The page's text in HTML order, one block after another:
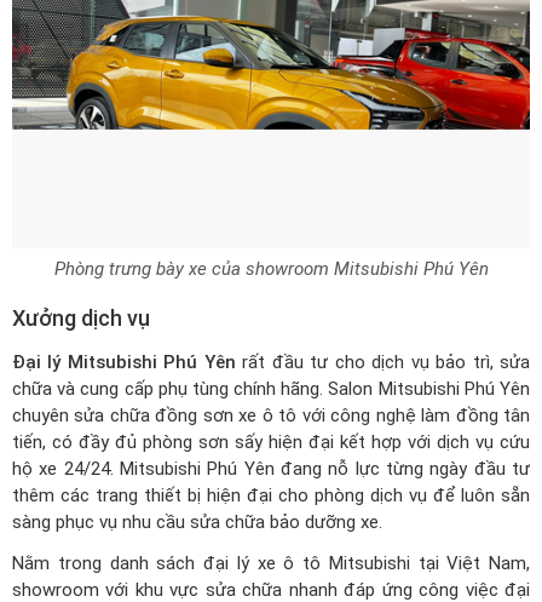
Phòng trưng bày xe của showroom Mitsubishi Phú Yên
Xưởng dịch vụ
Đại lý Mitsubishi Phú Yên rất đầu tư cho dịch vụ bảo trì, sửa
chữa và cung cấp phụ tùng chính hãng. Salon Mitsubishi Phú Yên
chuyên sửa chữa đồng sơn xe ô tô với công nghệ làm đồng tân
tiến, có đầy đủ phòng sơn sấy hiện đại kết hợp với dịch vụ cứu
hộ xe 24/24. Mitsubishi Phú Yên đang nỗ lực từng ngày đầu tư
thêm các trang thiết bị hiện đại cho phòng dịch vụ để luôn sẵn
sàng phục vụ nhu cầu sửa chữa bảo dưỡng xe.
Nằm trong danh sách đại lý xe ô tô Mitsubishi tại Việt Nam,
showroom với khu vực sửa chữa nhanh đáp ứng công việc đại